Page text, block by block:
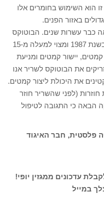
זו הוא השימוש בחומרים אלו
באזור הפנים.
כבר עשרות שנים. הבוטוקס
הוא חלבון המופק מבקטריה, פותח בשנת 1987 ומצוי למעלה מ-15
יישור קמטים ומניעת
את הבוטוקס לשריר אנו
את היכולת ליצור קמטים.
(לפני שהשריר חוזר
הבאה כי התגובה לטיפול
פלסטית, חבר האיגוד
עדכונים ממגזין יופי!
במייל